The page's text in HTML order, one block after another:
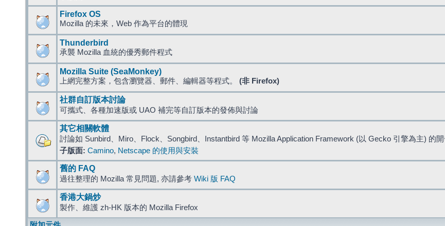
Firefox OS
Mozilla 的未來，Web 作為平台的體現
Thunderbird
承襲 Mozilla 血統的優秀郵件程式
Mozilla Suite (SeaMonkey)
上網完整方案，包含瀏覽器、郵件、編輯器等程式。 (非 Firefox)
社群自訂版本討論
可攜式、各種加速版或 UAO 補完等自訂版本的發佈與討論
其它相關軟體
討論如 Sunbird、Miro、Flock、Songbird、Instantbird 等 Mozilla Application Framework (以 Gecko 引擎為主) 的
子版面: Camino, Netscape 的使用與安裝
舊的 FAQ
過往整理的 Mozilla 常見問題, 亦請參考 Wiki 版 FAQ
香港大鍋炒
製作、維護 zh-HK 版本的 Mozilla Firefox